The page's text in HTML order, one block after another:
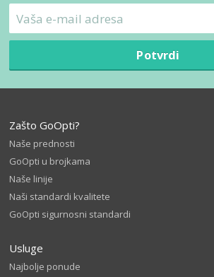
Potvrdi
Zašto GoOpti?
Naše prednosti
GoOpti u brojkama
Naše linije
Naši standardi kvalitete
GoOpti sigurnosni standardi
Usluge
Najbolje ponude